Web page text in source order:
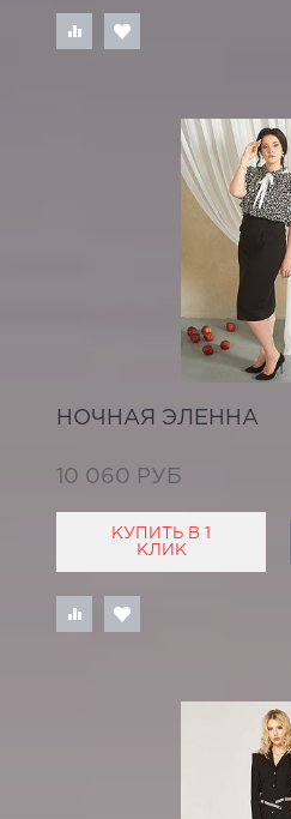
НОЧНАЯ ЭЛЕННА
10 060 РУБ
КУПИТЬ В 1
КЛИК